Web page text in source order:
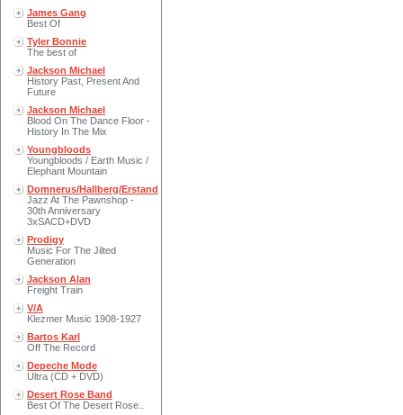
James Gang
Best Of
Tyler Bonnie
The best of
Jackson Michael
History Past, Present And
Future
Jackson Michael
Blood On The Dance Floor -
History In The Mix
Youngbloods
Youngbloods / Earth Music /
Elephant Mountain
Domnerus/Hallberg/Erstand
Jazz At The Pawnshop -
30th Anniversary
3xSACD+DVD
Prodigy
Music For The Jilted
Generation
Jackson Alan
Freight Train
V/A
Klezmer Music 1908-1927
Bartos Karl
Off The Record
Depeche Mode
Ultra (CD + DVD)
Desert Rose Band
Best Of The Desert Rose..